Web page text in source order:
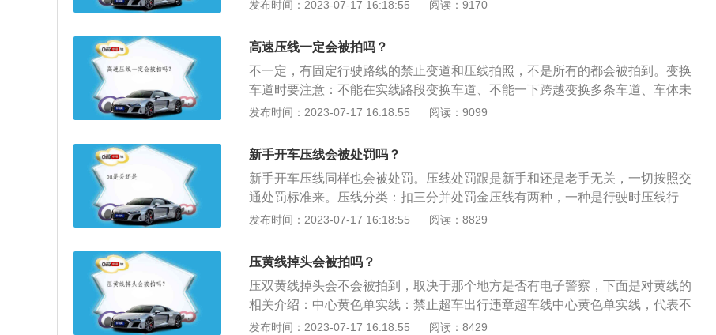
车不主动减速、停车让行。行车遇到斑马线的时候要提前减速。如果斑马线是有
指示通行。如果“机动车不礼让斑马线”，按照规定将予以罚款100元、记3分的处
罚;如果行人不按规定通行，发生违法也将受到相应的处罚。
像头。还有就是摄像头是不是故障等。有些路口有专门对着实线变道车辆拍摄的
摄像头，这种被拍的概率非常高。
发布时间：2023-07-17 16:18:55 阅读：9170
高速压线一定会被拍吗？
不一定，有固定行驶路线的禁止变道和压线拍照，不是所有的都会被拍到。变换
车道时要注意：不能在实线路段变换车道、不能一下跨越变换多条车道、车体未
完全通过停止线时就开始转向、驶过停止线后不按前方信号行驶等。相关规定：
后必须按导向箭头所示方向通过路口，不得变更行驶车道和方向。若车辆驶入导
向车道后变更车道即构成“压白线”行为，压实线变道按“不按交通信号指示通行”处
罚。
发布时间：2023-07-17 16:18:55 阅读：9099
新手开车压线会被处罚吗？
新手开车压线同样也会被处罚。压线处罚跟是新手和还是老手无关，一切按照交
通处罚标准来。压线分类：扣三分并处罚金压线有两种，一种是行驶时压线行
驶，另一种是停车压线，压线行驶是指行驶过程中常时间跨两条行车道行驶（车
界线或跨越分界线（主要是指实线，一般虚线不管的），如果在实线过线时被交
警手工拍照，处罚也是压线。越线停车处罚标准：越线停车不会被判为闯红灯行
为，但一般会被判扣2分处罚并罚款，和直接被判闯红灯扣6分比起来，扣2分算
是比较轻的（驾驶机动车行经交叉路口不按规定行车或停车，一次记2分）。
发布时间：2023-07-17 16:18:55 阅读：8829
压黄线掉头会被拍吗？
压双黄线掉头会不会被拍到，取决于那个地方是否有电子警察，下面是对黄线的
相关介绍：中心黄色单实线：禁止超车出行违章超车线中心黄色单实线，代表不
准车辆跨线超车或压线驾驶。黄色虚实线：中心黄色虚线与其平行的虚线组成的
发布时间：2023-07-17 16:18:55 阅读：8429